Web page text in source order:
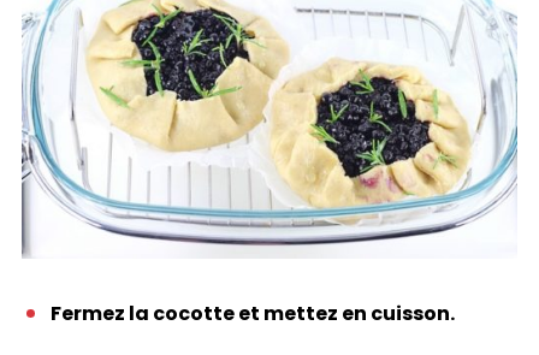
Fermez la cocotte et mettez en cuisson.